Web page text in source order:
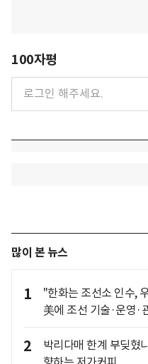
100자평
많이 본 뉴스
1
"한화는 조선소 인수,
美에 조선 기술·운영·
2
박리다매 한계 부딪혔